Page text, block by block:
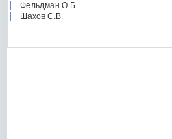
Фельдман О.Б.
Шахов С.В.